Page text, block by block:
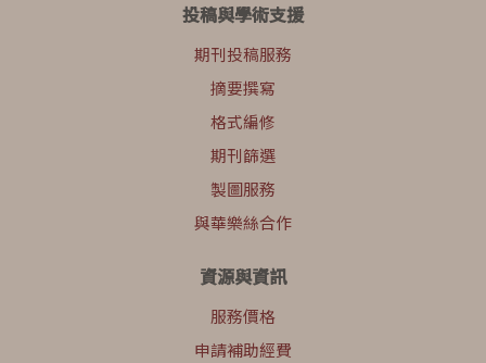
投稿與學術支援
期刊投稿服務
摘要撰寫
格式編修
期刊篩選
製圖服務
與華樂絲合作
資源與資訊
服務價格
申請補助經費